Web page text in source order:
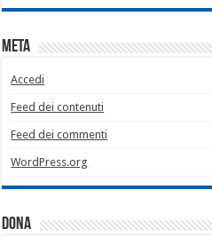
Meta
Accedi
Feed dei contenuti
Feed dei commenti
WordPress.org
Dona